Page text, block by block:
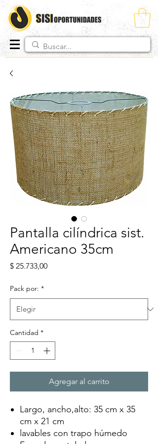
Pantalla cilíndrica sist.
Americano 35cm
$ 25.733,00Precio
Pack por: *
Cantidad *
Agregar al carrito
Largo, ancho,alto: 35 cm x 35
cm x 21 cm
lavables con trapo húmedo